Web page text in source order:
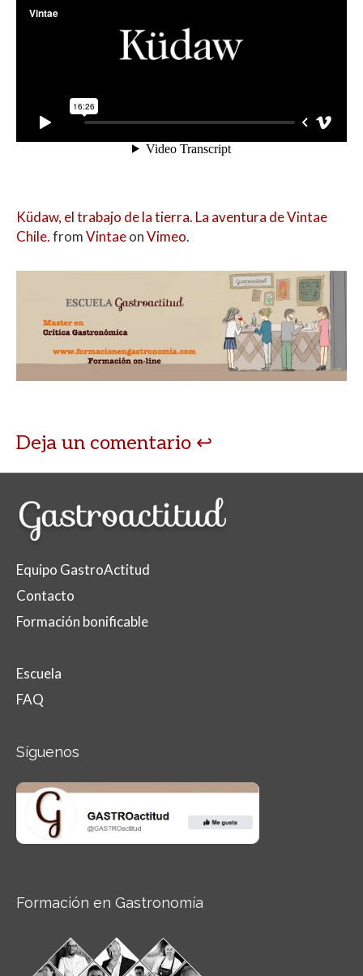
Küdaw, el trabajo de la tierra. La aventura de Vintae
Chile.fromVintaeonVimeo.
Deja un comentario
Equipo GastroActitud
Contacto
Formación bonificable
Escuela
FAQ
Síguenos
Formación en Gastronomía